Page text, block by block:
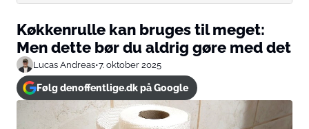
Køkkenrulle kan bruges til meget:
Men dette bør du aldrig gøre med det
Lucas Andreas•7. oktober 2025
Følg denoffentlige.dk på Google